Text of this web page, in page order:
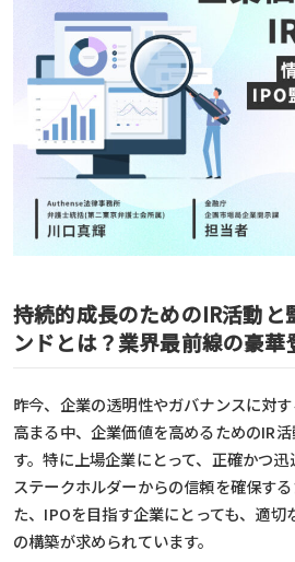
持続的成長のためのIR活動と
ンドとは？業界最前線の豪華
昨今、企業の透明性やガバナンスに対
高まる中、企業価値を高めるためのIR
す。特に上場企業にとって、正確かつ
ステークホルダーからの信頼を確保す
た、IPOを目指す企業にとっても、適切
の構築が求められています。